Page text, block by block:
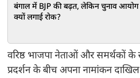
बंगाल में BJP की बढ़त, लेकिन चुनाव आयोग
क्यों लगाई रोक?
वरिष्ठ भाजपा नेताओं और समर्थकों के
प्रदर्शन के बीच अपना नामांकन